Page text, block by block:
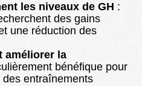
les niveaux de GH :
des gains
une réduction des
améliorer la
bénéfique pour
des entraînements